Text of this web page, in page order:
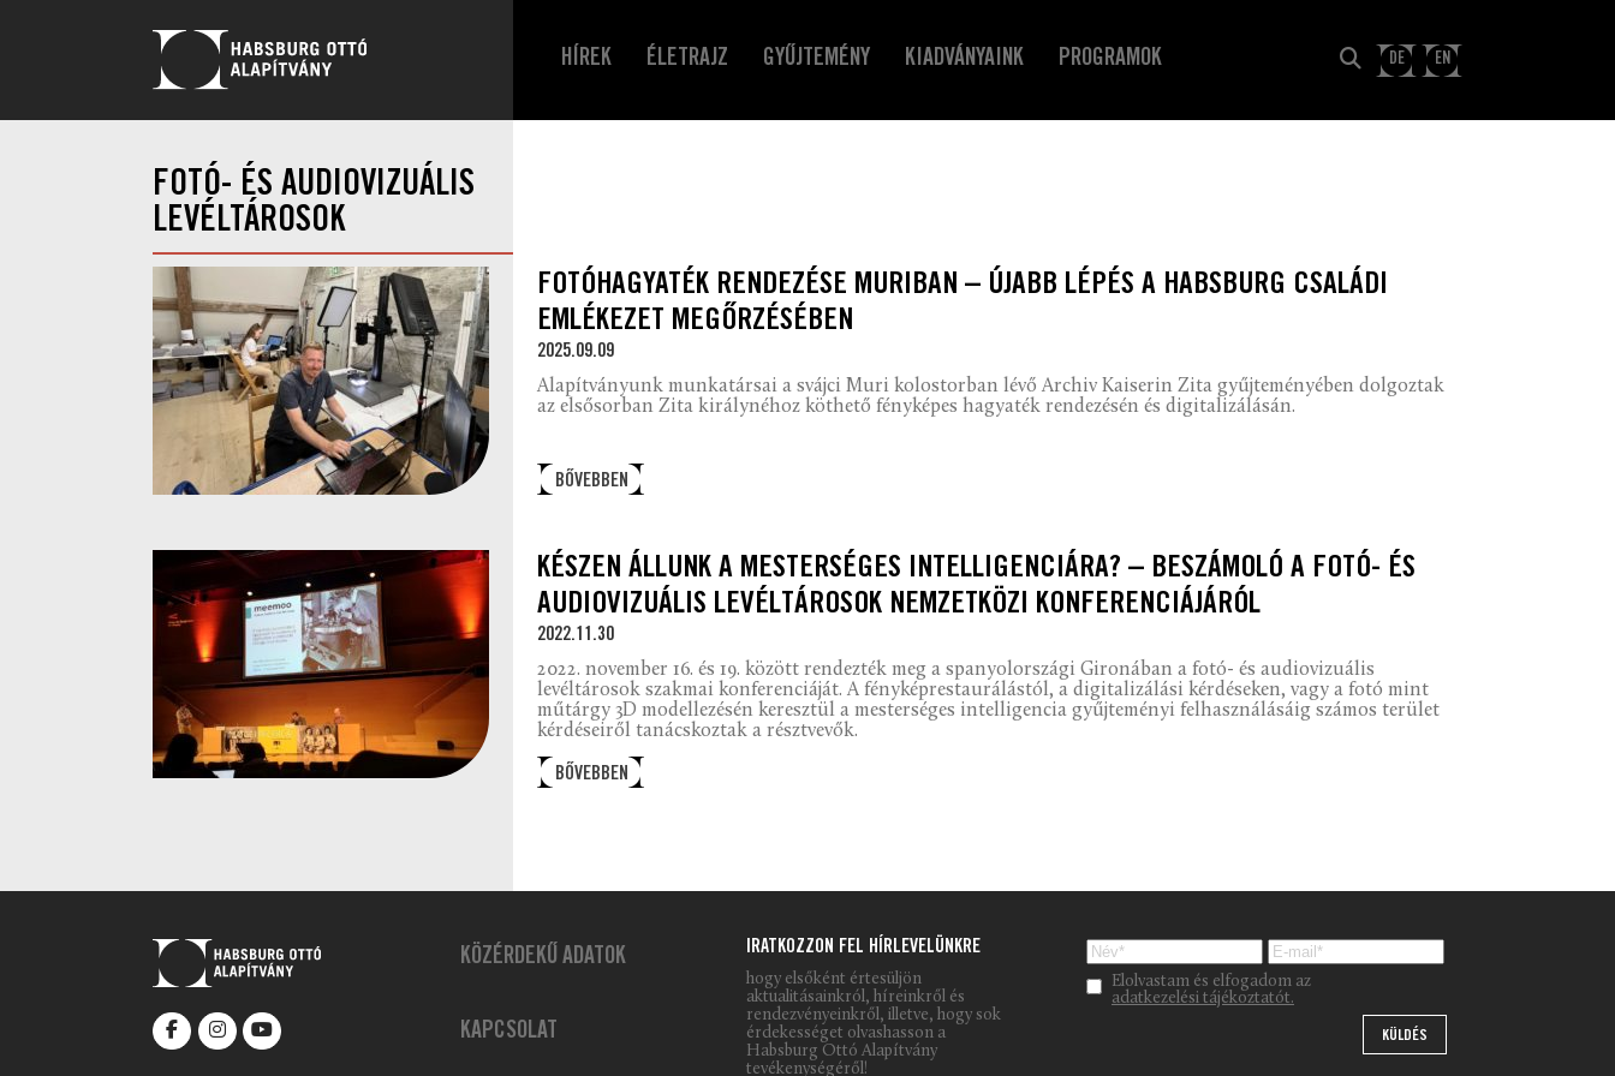
HÍREK ÉLETRAJZ GYŰJTEMÉNY KIADVÁNYAINK PROGRAMOK DE EN
FOTÓ- ÉS AUDIOVIZUÁLIS
LEVÉLTÁROSOK
FOTÓHAGYATÉK RENDEZÉSE MURIBAN – ÚJABB LÉPÉS A HABSBURG CSALÁDI
EMLÉKEZET MEGŐRZÉSÉBEN
2025.09.09
Alapítványunk munkatársai a svájci Muri kolostorban lévő Archiv Kaiserin Zita gyűjteményében dolgoztak
az elsősorban Zita királynéhoz köthető fényképes hagyaték rendezésén és digitalizálásán.
BŐVEBBEN
KÉSZEN ÁLLUNK A MESTERSÉGES INTELLIGENCIÁRA? – BESZÁMOLÓ A FOTÓ- ÉS
AUDIOVIZUÁLIS LEVÉLTÁROSOK NEMZETKÖZI KONFERENCIÁJÁRÓL
2022.11.30
2022. november 16. és 19. között rendezték meg a spanyolországi Gironában a fotó- és audiovizuális
levéltárosok szakmai konferenciáját. A fényképrestaurálástól, a digitalizálási kérdéseken, vagy a fotó mint
műtárgy 3D modellezésén keresztül a mesterséges intelligencia gyűjteményi felhasználásáig számos terület
kérdéseiről tanácskoztak a résztvevők.
BŐVEBBEN
KÖZÉRDEKŰ ADATOK
KAPCSOLAT
IRATKOZZON FEL HÍRLEVELÜNKRE
hogy elsőként értesüljön
aktualitásainkról, híreinkről és
rendezvényeinkről, illetve, hogy sok
érdekességet olvashasson a
Habsburg Ottó Alapítvány
tevékenységéről!
Please leave this field empty.
Elolvastam és elfogadom az
adatkezelési tájékoztatót.